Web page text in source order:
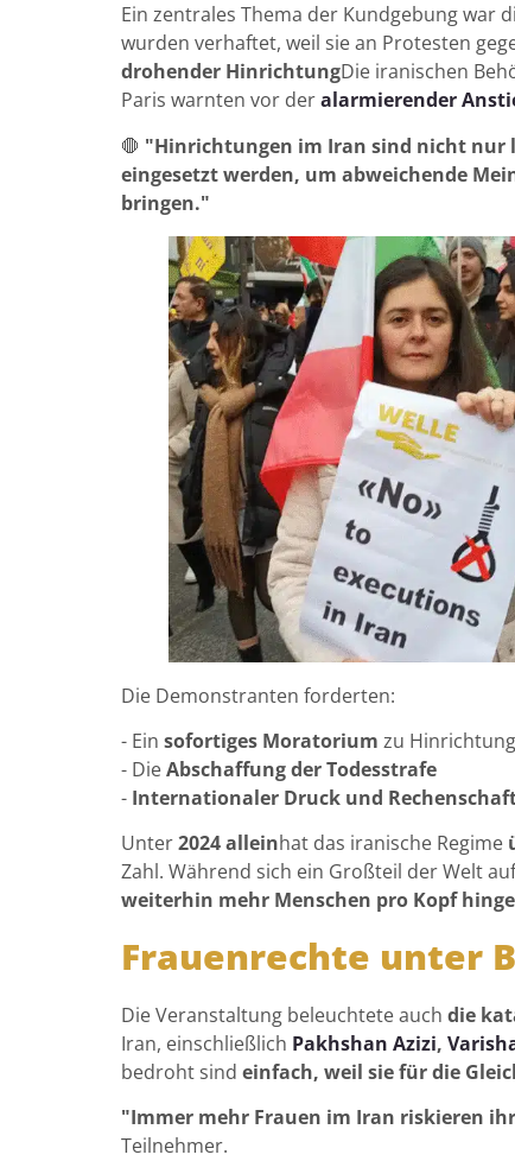
Ein zentrales Thema der Kundgebung war
wurden verhaftet, weil sie an Protesten
drohender HinrichtungDie iranischen
Paris warnten vor deralarmierender
🛑 "Hinrichtungen im Iran sind nicht nur
eingesetzt werden, um abweichende
bringen."
Die Demonstranten forderten:
- Ein sofortiges Moratorium zu
- DieAbschaffung der Todesstrafe
- Internationaler Druck und
Unter2024 alleinhat das iranische Regime
Zahl. Während sich ein Großteil der Welt
weiterhin mehr Menschen pro Kopf
Frauenrechte unter
Die Veranstaltung beleuchtete auch die
Iran, einschließlich Pakhshan Azizi,
bedroht sind einfach, weil sie für die
"Immer mehr Frauen im Iran riskieren
Teilnehmer.